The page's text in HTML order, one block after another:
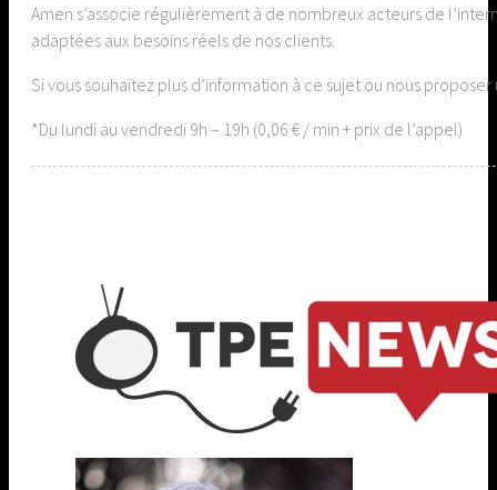
Amen s’associe régulièrement à de nombreux acteurs de
adaptées aux besoins réels de nos clients.
Si vous souhaitez plus d’information à ce sujet ou nous
*Du lundi au vendredi 9h – 19h (0,06 € / min + prix de l’appel)